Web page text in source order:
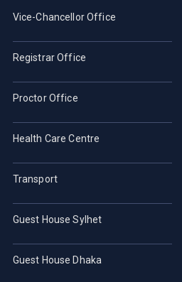
Vice-Chancellor Office
Registrar Office
Proctor Office
Health Care Centre
Transport
Guest House Sylhet
Guest House Dhaka